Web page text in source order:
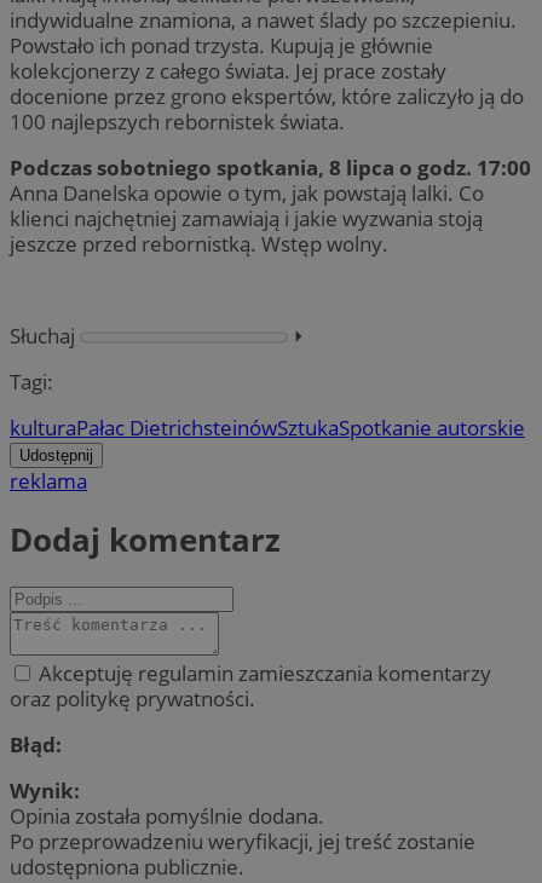
indywidualne znamiona, a nawet ślady po szczepieniu.
Powstało ich ponad trzysta. Kupują je głównie
kolekcjonerzy z całego świata. Jej prace zostały
docenione przez grono ekspertów, które zaliczyło ją do
100 najlepszych rebornistek świata.
Podczas sobotniego spotkania, 8 lipca o godz. 17:00
Anna Danelska opowie o tym, jak powstają lalki. Co
klienci najchętniej zamawiają i jakie wyzwania stoją
jeszcze przed rebornistką. Wstęp wolny.
Słuchaj
⏵︎
Tagi:
kulturaPałac DietrichsteinówSztukaSpotkanie autorskie
Udostępnij
reklama
Dodaj komentarz
Akceptuję regulamin zamieszczania komentarzy
oraz politykę prywatności.
Błąd:
Wynik:
Opinia została pomyślnie dodana.
Po przeprowadzeniu weryfikacji, jej treść zostanie
udostępniona publicznie.